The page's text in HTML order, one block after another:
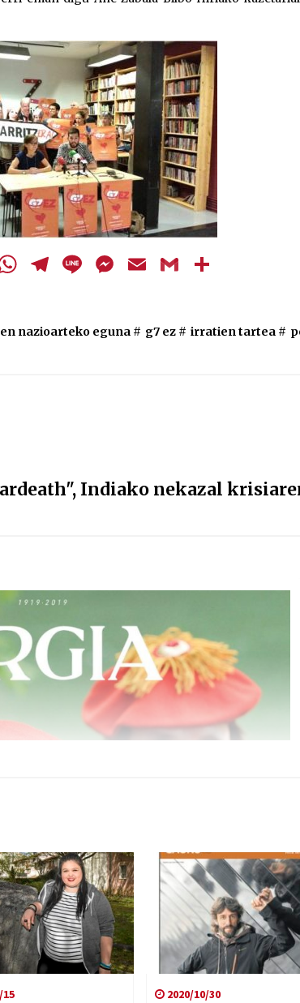
WhatsApp
Telegram
LineMessenger
EmailGmail
nazioarteko eguna # g7 ez # irratien tartea #
Indiako nekazal
2020/10/30